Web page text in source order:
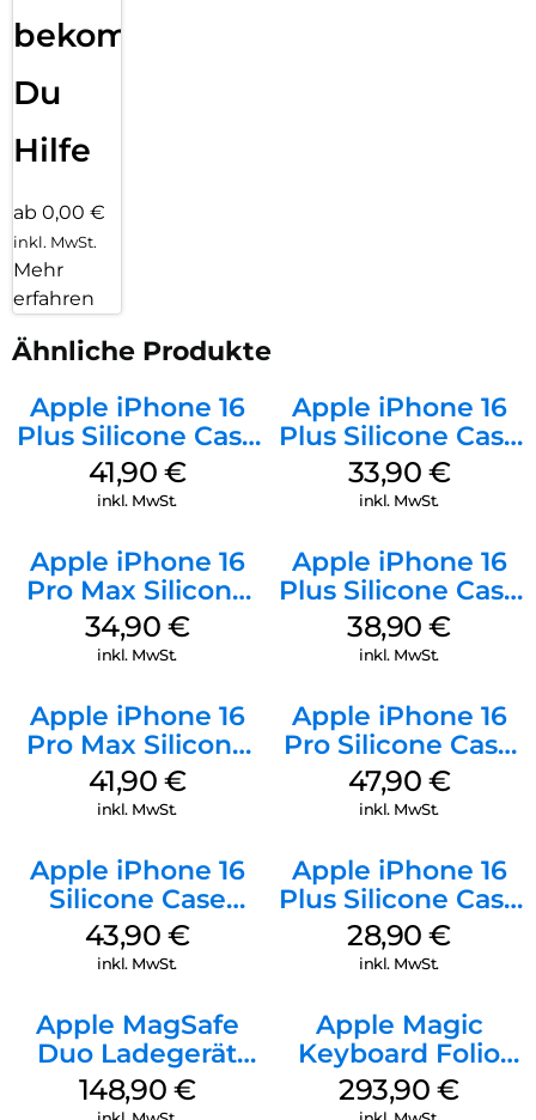
bekommst
Du
Hilfe
ab 0,00 €
inkl. MwSt.
Mehr
erfahren
Ähnliche Produkte
Apple iPhone 16
Plus Silicone Case
MagSafe Stone
Gray
41,90 €
inkl. MwSt.
Apple iPhone 16
Plus Silicone Case
MagSafe Lake
Green
33,90 €
inkl. MwSt.
Apple iPhone 16
Pro Max Silicone
Case MagSafe
Denim
34,90 €
inkl. MwSt.
Apple iPhone 16
Plus Silicone Case
MagSafe Denim
38,90€
inkl. MwSt.
Apple iPhone 16
Pro Max Silicone
Case MagSafe
Ultramarine
41,90 €
inkl. MwSt.
Apple iPhone 16
Pro Silicone Case
MagSafe Denim
47,90 €
inkl. MwSt.
Apple iPhone 16
Silicone Case
MagSafe Plum
43,90 €
inkl. MwSt.
Apple iPhone 16
Plus Silicone Case
MagSafe Black
28,90€
inkl. MwSt.
Apple MagSafe
Duo Ladegerät
Weiß
148,90 €
Apple Magic
Keyboard Folio
iPad 10.9″ (10.Gen.)
Weiß
293,90€